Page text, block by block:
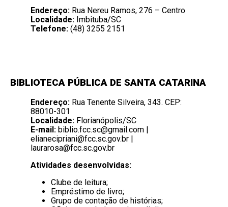
Endereço: Rua Nereu Ramos, 276 – Centro
Localidade: Imbituba/SC
Telefone: (48) 3255 2151
BIBLIOTECA PÚBLICA DE SANTA CATARINA
Endereço: Rua Tenente Silveira, 343. CEP:
88010-301
Localidade: Florianópolis/SC
E-mail: biblio.fcc.sc@gmail.com |
elianecipriani@fcc.sc.gov.br |
laurarosa@fcc.sc.gov.br
Atividades desenvolvidas:
Clube de leitura;
Empréstimo de livro;
Grupo de contação de histórias;